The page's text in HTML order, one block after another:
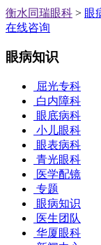
衡水同瑞眼科 > 眼
在线咨询
眼病知识
屈光专科
白内障科
眼底病科
小儿眼科
眼表病科
青光眼科
医学配镜
专题
眼病知识
医生团队
华厦眼科